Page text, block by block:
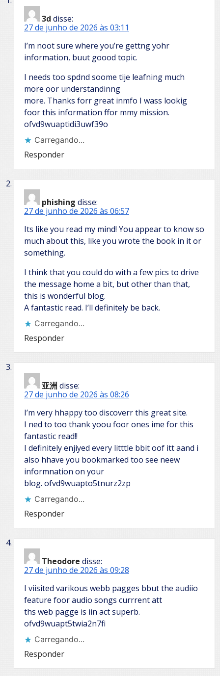
3d disse:
27 de junho de 2026 às 03:11
I’m noot sure where you’re gettng yohr
information, buut goood topic.
I needs too spdnd soome tije leafning much
more oor understandinng
more. Thanks forr great inmfo I wass lookig
foor this information ffor mmy mission.
ofvd9wuaptidi3uwf39o
Carregando...
Responder
phishing disse:
27 de junho de 2026 às 06:57
Its like you read my mind! You appear to know so
much about this, like you wrote the book in it or
something.
I think that you could do with a few pics to drive
the message home a bit, but other than that,
this is wonderful blog.
A fantastic read. I’ll definitely be back.
Carregando...
Responder
亚洲disse:
27 de junho de 2026 às 08:26
I’m very hhappy too discoverr this great site.
I ned to too thank yoou foor ones ime for this
fantastic read!!
I definitely enjiyed every litttle bbit oof itt aand i
also hhave you bookmarked too see neew
informnation on your
blog. ofvd9wuapto5tnurz2zp
Carregando...
Responder
Theodore disse:
27 de junho de 2026 às 09:28
I viisited varikous webb pagges bbut the audiio
feature foor audio songs currrent att
ths web pagge is iin act superb.
ofvd9wuapt5twia2n7fi
Carregando...
Responder